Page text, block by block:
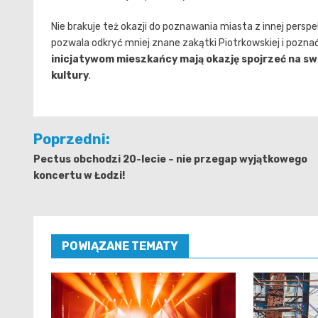
Nie brakuje też okazji do poznawania miasta z innej
pozwala odkryć mniej znane zakątki Piotrkowskiej i
inicjatywom mieszkańcy mają okazję spojrzeć na
kultury.
Nawigacja
wpisu
Poprzedni:
Pectus obchodzi 20-lecie – nie przegap wyjątkowego
koncertu w Łodzi!
POWIĄZANE TEMATY